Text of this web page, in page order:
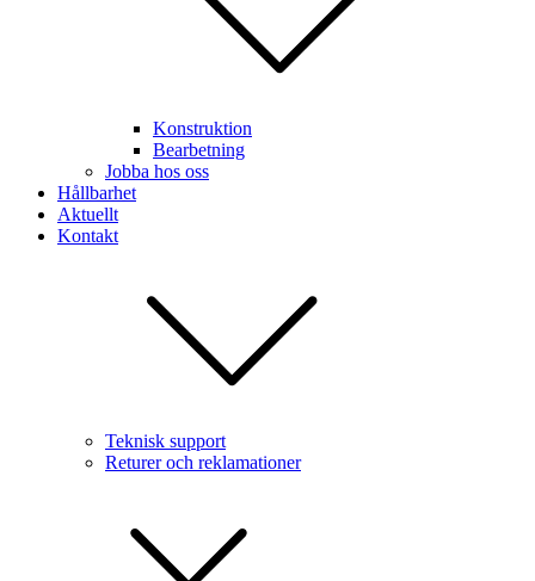
Konstruktion
Bearbetning
Jobba hos oss
Hållbarhet
Aktuellt
Kontakt
Teknisk support
Returer och reklamationer